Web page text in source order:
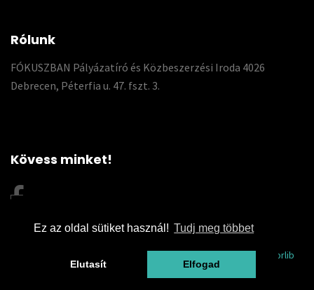
Ez az oldal sütiket használ! Tudj meg többet
Elutasít Elfogad
Rólunk
FÓKUSZBAN Pályázatíró és Közbeszerzési Iroda 4026
Debrecen, Péterfia u. 47. fszt. 3.
Kövess minket!
© 2026 Fókuszpályázat | This template is made with by Colorlib